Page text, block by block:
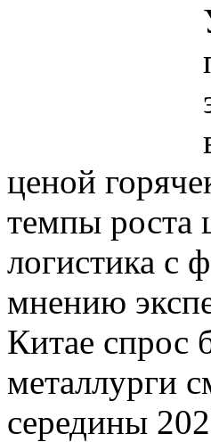
ценой
темпы роста
логистика с
мнению
Китае спрос
металлурги
середины